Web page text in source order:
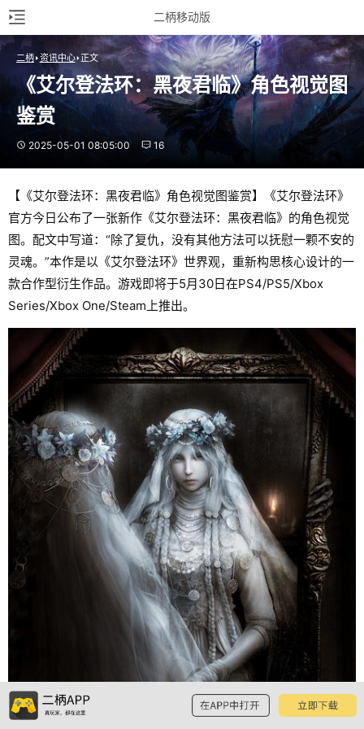
二柄移动版
二柄 资讯中心 正文
《艾尔登法环：黑夜君临》角色视觉图
鉴赏
2025-05-01 08:05:00 16
【《艾尔登法环：黑夜君临》角色视觉图鉴赏】《艾尔登法环》
官方今日公布了一张新作《艾尔登法环：黑夜君临》的角色视觉
图。配文中写道：“除了复仇，没有其他方法可以抚慰一颗不安的
灵魂。”本作是以《艾尔登法环》世界观，重新构思核心设计的一
款合作型衍生作品。游戏即将于5月30日在PS4/PS5/Xbox
Series/Xbox One/Steam上推出。